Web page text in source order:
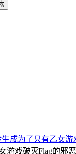
生成为了只有乙女游
游戏破灭Flag的邪